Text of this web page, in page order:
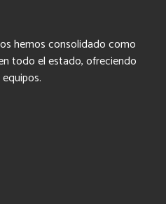
hemos consolidado como
todo el estado, ofreciendo